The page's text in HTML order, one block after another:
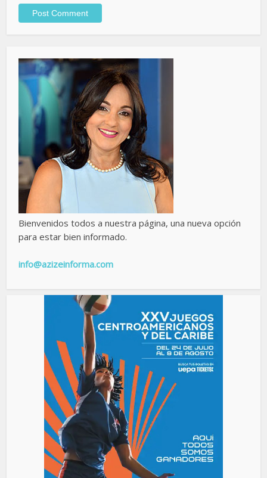
Bienvenidos todos a nuestra página, una nueva opción
para estar bien informado.
info@azizeinforma.com